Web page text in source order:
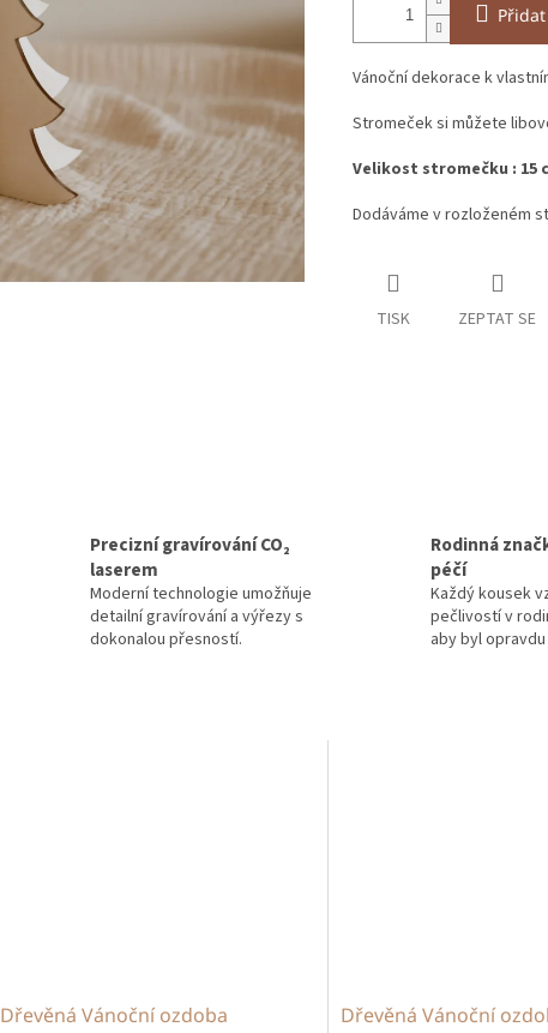
Vánoční dekorace k
Stromeček si můžete
Velikost stromečku : 15
Dodáváme v rozloženém
TISK ZEPTAT SE
Precizní gravírování CO₂
laserem
Moderní technologie umožňuje
detailní gravírování a výřezy s
dokonalou přesností.
Rodinná
péčí
Každý kousek
pečlivostí v
aby byl
Dřevěná Vánoční ozdoba Dřevěná Vánoční